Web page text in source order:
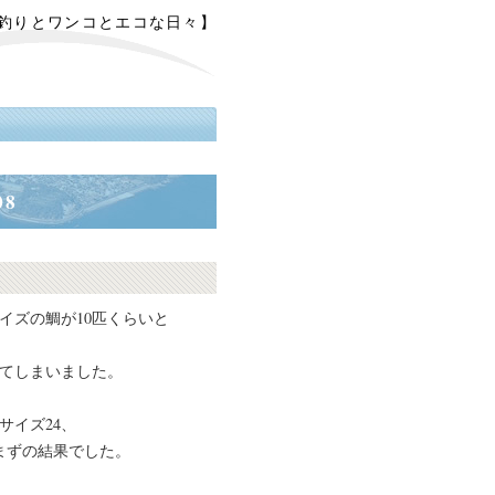
とワンコとエコな日々】
ズの鯛が10匹くらいと
しまいました。
ズ24、
の結果でした。